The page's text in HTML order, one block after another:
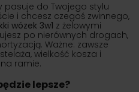
pasuje do Twojego stylu
i chcesz czegoś zwinnego,
wózek 3w1 z żelowymi
po nierównych drogach,
Ważne: zawsze
wielkość kosza i
ramie.
lepsze?